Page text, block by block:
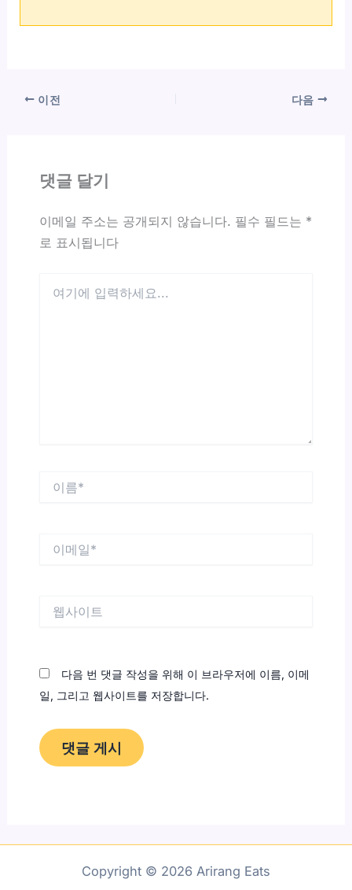
이전 다음
댓글 달기
이메일 주소는 공개되지 않습니다. 필수 필드는 *
로 표시됩니다
다음 번 댓글 작성을 위해 이 브라우저에 이름, 이메
일, 그리고 웹사이트를 저장합니다.
Copyright © 2026 Arirang Eats